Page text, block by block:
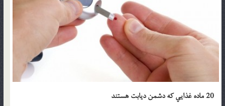
20 ماده غذايي که دشمن ديابت هستند